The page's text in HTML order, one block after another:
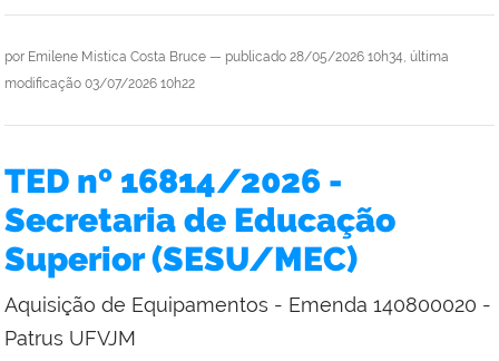
por Emilene Mistica Costa Bruce — publicado 28/05/2026 10h34, última
modificação 03/07/2026 10h22
TED nº 16814/2026 -
Secretaria de Educação
Superior (SESU/MEC)
Aquisição de Equipamentos - Emenda 140800020 -
Patrus UFVJM